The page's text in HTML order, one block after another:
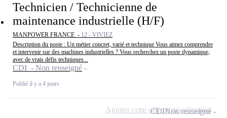
Technicien / Technicienne de
maintenance industrielle (H/F)
MANPOWER FRANCE - 12 - VIVIEZ
Description du poste : Un métier concret, varié et technique Vous aimez comprendre
et intervenir sur des machines industrielles ? Vous recherchez un poste dynamique,
avec de vrais défis techniques...
CDI - Non renseigné
Publié il y a 4 jours
CDINon renseigné
Ajouter cette offre à ma sélection